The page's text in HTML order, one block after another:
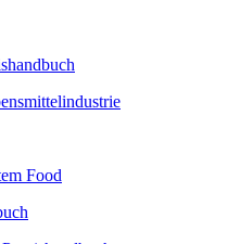
Food